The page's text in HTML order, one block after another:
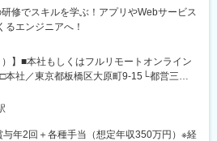
修でスキルを学ぶ！アプリやWebサービス
るエンジニアへ！
）】■本社もしくはフルリモートオンライン
□本社／東京都板橋区大原町9-15└都営三田
歩4分└都営三田線「志村坂上駅」より徒歩
京23区を中心とした全国各地のプロジェク
内の駅チカオフィスです。※フルリモー
年2回＋各種手当（想定年収350万円）※経